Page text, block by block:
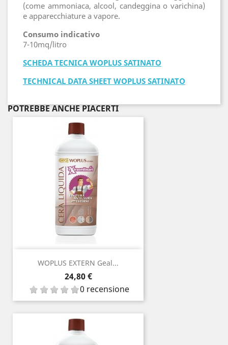
(come ammoniaca, alcool, candeggina o varichina)
e apparecchiature a vapore.
Consumo indicativo
7-10mq/litro
SCHEDA TECNICA WOPLUS SATINATO
TECHNICAL DATA SHEET WOPLUS SATINATO
POTREBBE ANCHE PIACERTI
WOPLUS EXTERN Geal...
Prezzo
24,80 €
0 recensione